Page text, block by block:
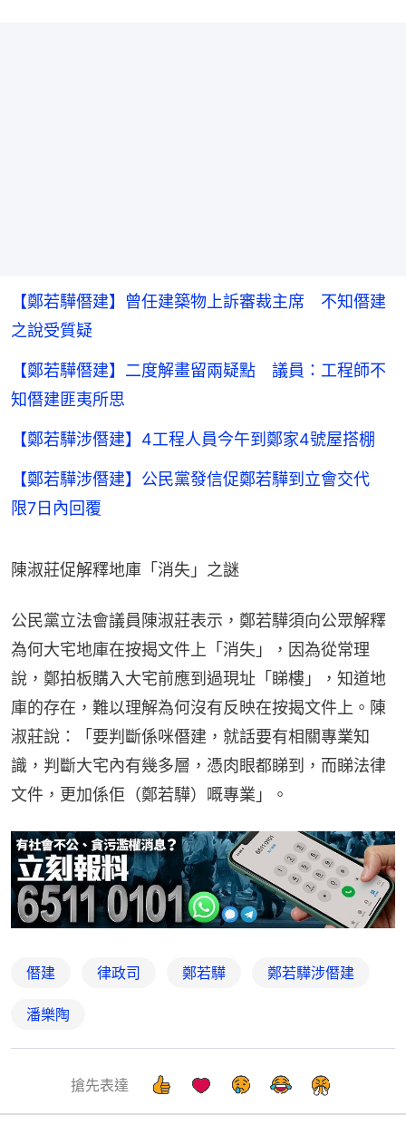
【鄭若驊僭建】曾任建築物上訴審裁主席 不知僭建
之說受質疑
【鄭若驊僭建】二度解畫留兩疑點 議員：工程師不
知僭建匪夷所思
【鄭若驊涉僭建】4工程人員今午到鄭家4號屋搭棚
【鄭若驊涉僭建】公民黨發信促鄭若驊到立會交代
限7日內回覆
陳淑莊促解釋地庫「消失」之謎
公民黨立法會議員陳淑莊表示，鄭若驊須向公眾解釋
為何大宅地庫在按揭文件上「消失」，因為從常理
說，鄭拍板購入大宅前應到過現址「睇樓」，知道地
庫的存在，難以理解為何沒有反映在按揭文件上。陳
淑莊說：「要判斷係咪僭建，就話要有相關專業知
識，判斷大宅內有幾多層，憑肉眼都睇到，而睇法律
文件，更加係佢（鄭若驊）嘅專業」。
僭建 律政司 鄭若驊 鄭若驊涉僭建
潘樂陶
搶先表達